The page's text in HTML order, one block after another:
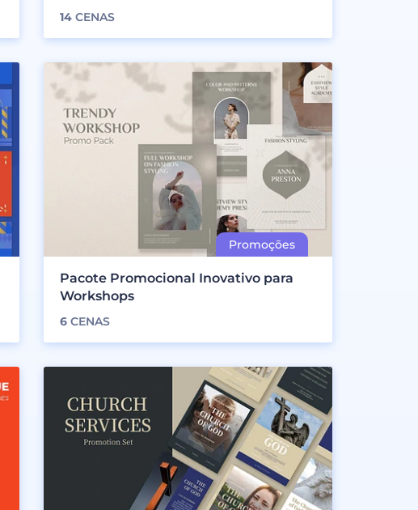
14CENAS
Pacote Promocional Inovativo para
Workshops
6CENAS